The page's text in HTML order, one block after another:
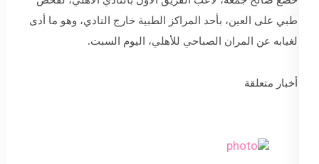
طبي على العين، بأحد المراكز الطبية خارج النادي، وهو ما أدى
لغيابه عن المران الصباحي للأهلي، اليوم السبت.
أخبار متعلقة